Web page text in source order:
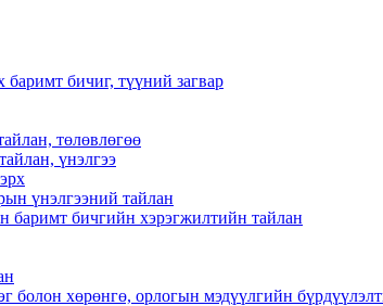
бичиг, түүний загвар
төлөвлөгөө
үнэлгээ
үнэлгээний тайлан
баримт бичгийн хэрэгжилтийн тайлан
болон хөрөнгө, орлогын мэдүүлгийн